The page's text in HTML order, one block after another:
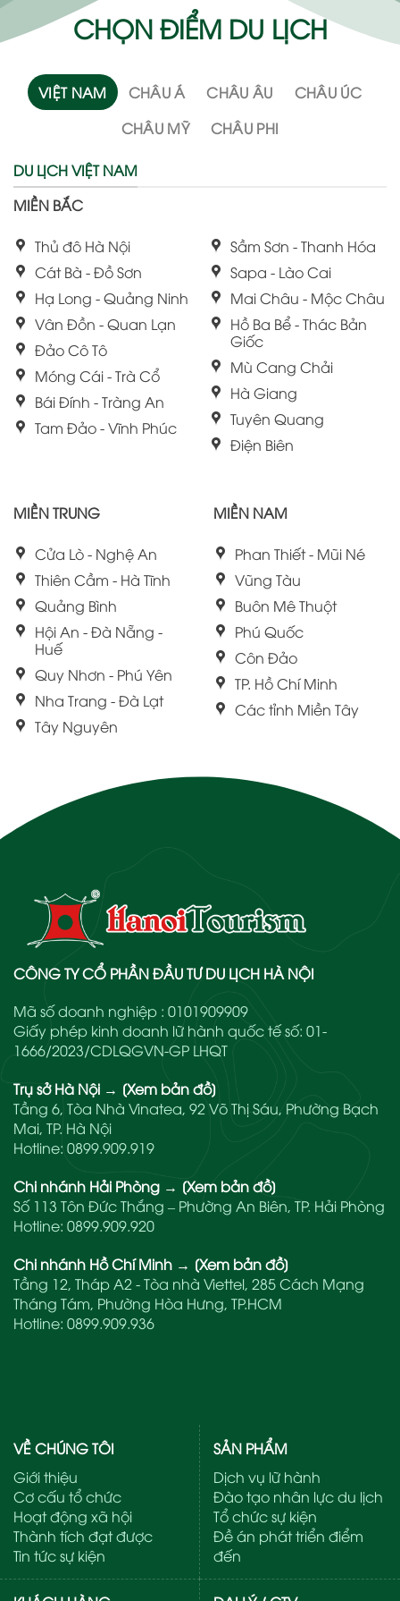
CHỌN ĐIỂM DU LỊCH
VIỆT NAM CHÂU Á CHÂU ÂU
CHÂU ÚC
CHÂU MỸ
CHÂU PHI
DU LỊCH VIỆT NAM
MIỀN BẮC
Thủ đô Hà Nội
Cát Bà - Đồ Sơn
Hạ Long - Quảng Ninh
Vân Đồn - Quan Lạn
Đảo Cô Tô
Móng Cái - Trà Cổ
Bái Đính - Tràng An
Tam Đảo - Vĩnh Phúc
Sầm Sơn - Thanh Hóa
Sapa - Lào Cai
Mai Châu - Mộc Châu
Hồ Ba Bể - Thác Bản
Giốc
Mù Cang Chải
Hà Giang
Tuyên Quang
Điện Biên
MIỀN TRUNG
Cửa Lò - Nghệ An
Thiên Cầm - Hà Tĩnh
Quảng Bình
Hội An - Đà Nẵng -
Huế
Quy Nhơn - Phú Yên
Nha Trang - Đà Lạt
Tây Nguyên
MIỀN NAM
Phan Thiết - Mũi Né
Vũng Tàu
Buôn Mê Thuột
Phú Quốc
Côn Đảo
TP. Hồ Chí Minh
Các tỉnh Miền Tây
CÔNG TY CỔ PHẦN ĐẦU TƯ DU LỊCH HÀ NỘI
Mã số doanh nghiệp : 0101909909
Giấy phép kinh doanh lữ hành quốc tế số: 01-
1666/2023/CDLQGVN-GP LHQT
Trụ sở Hà Nội → [Xem bản đồ]
Tầng 6, Tòa Nhà Vinatea, 92 Võ Thị Sáu, Phường Bạch
Mai, TP. Hà Nội
Hotline: 0899.909.919
Chi nhánh Hải Phòng → [Xem bản đồ]
Số 113 Tôn Đức Thắng – Phường An Biên, TP. Hải Phòng
Hotline: 0899.909.920
Chi nhánh Hồ Chí Minh → [Xem bản đồ]
Tầng 12, Tháp A2 - Tòa nhà Viettel, 285 Cách Mạng
Tháng Tám, Phường Hòa Hưng, TP.HCM
Hotline: 0899.909.936
VỀ CHÚNG TÔI
Giới thiệu
Cơ cấu tổ chức
Hoạt động xã hội
Thành tích đạt được
Tin tức sự kiện
SẢN PHẨM
Dịch vụ lữ hành
Đào tạo nhân lực du lịch
Tổ chức sự kiện
Đề án phát triển điểm
đến